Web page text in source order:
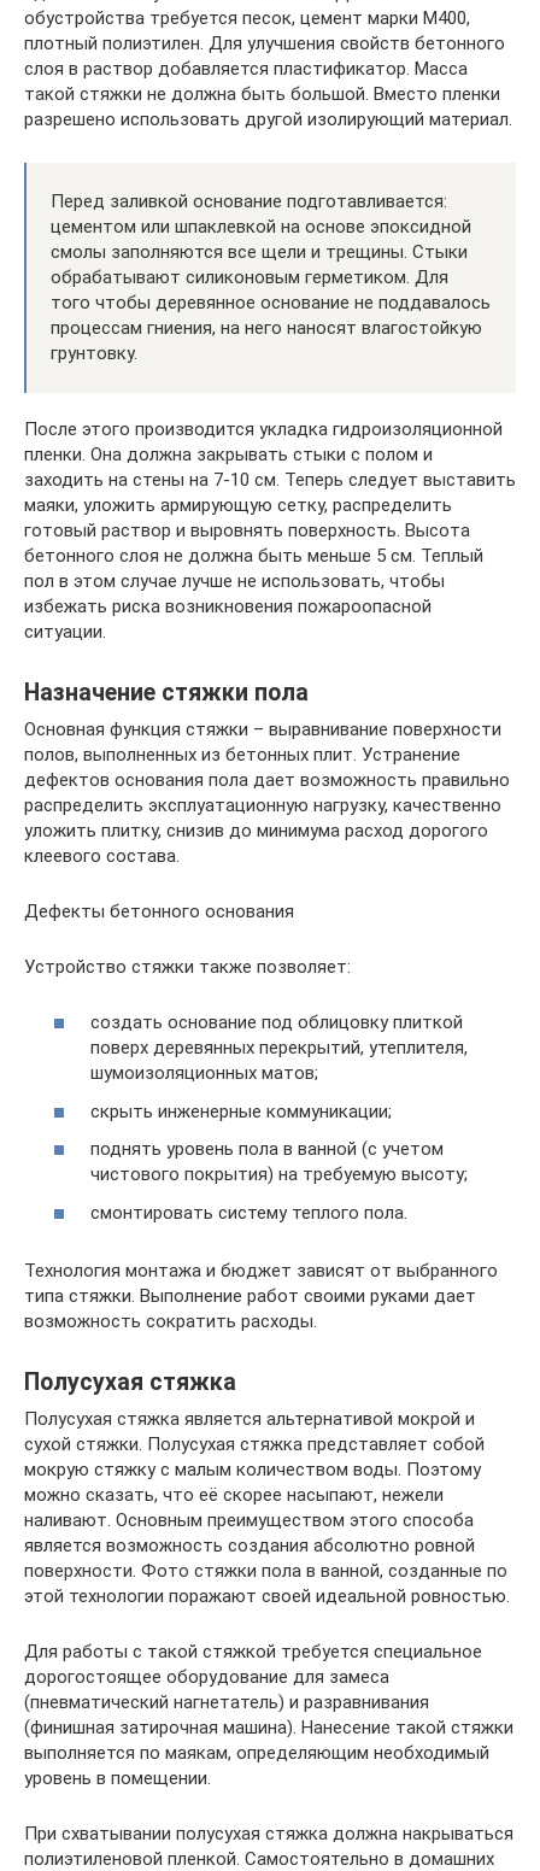
обустройства требуется песок, цемент марки М400,
плотный полиэтилен. Для улучшения свойств бетонного
слоя в раствор добавляется пластификатор. Масса
такой стяжки не должна быть большой. Вместо пленки
разрешено использовать другой изолирующий материал.
Перед заливкой основание подготавливается:
цементом или шпаклевкой на основе эпоксидной
смолы заполняются все щели и трещины. Стыки
обрабатывают силиконовым герметиком. Для
того чтобы деревянное основание не поддавалось
процессам гниения, на него наносят влагостойкую
грунтовку.
После этого производится укладка гидроизоляционной
пленки. Она должна закрывать стыки с полом и
заходить на стены на 7-10 см. Теперь следует выставить
маяки, уложить армирующую сетку, распределить
готовый раствор и выровнять поверхность. Высота
бетонного слоя не должна быть меньше 5 см. Теплый
пол в этом случае лучше не использовать, чтобы
избежать риска возникновения пожароопасной
ситуации.
Назначение стяжки пола
Основная функция стяжки – выравнивание поверхности
полов, выполненных из бетонных плит. Устранение
дефектов основания пола дает возможность правильно
распределить эксплуатационную нагрузку, качественно
уложить плитку, снизив до минимума расход дорогого
клеевого состава.
Дефекты бетонного основания
Устройство стяжки также позволяет:
создать основание под облицовку плиткой
поверх деревянных перекрытий, утеплителя,
шумоизоляционных матов;
скрыть инженерные коммуникации;
поднять уровень пола в ванной (с учетом
чистового покрытия) на требуемую высоту;
смонтировать систему теплого пола.
Технология монтажа и бюджет зависят от выбранного
типа стяжки. Выполнение работ своими руками дает
возможность сократить расходы.
Полусухая стяжка
Полусухая стяжка является альтернативой мокрой и
сухой стяжки. Полусухая стяжка представляет собой
мокрую стяжку с малым количеством воды. Поэтому
можно сказать, что её скорее насыпают, нежели
наливают. Основным преимуществом этого способа
является возможность создания абсолютно ровной
поверхности. Фото стяжки пола в ванной, созданные по
этой технологии поражают своей идеальной ровностью.
Для работы с такой стяжкой требуется специальное
дорогостоящее оборудование для замеса
(пневматический нагнетатель) и разравнивания
(финишная затирочная машина). Нанесение такой стяжки
выполняется по маякам, определяющим необходимый
уровень в помещении.
При схватывании полусухая стяжка должна накрываться
полиэтиленовой пленкой. Самостоятельно в домашних